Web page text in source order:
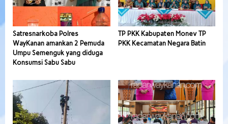
Satresnarkoba Polres
WayKanan amankan 2 Pemuda
Umpu Semenguk yang diduga
Konsumsi Sabu Sabu
TP PKK Kabupaten Monev TP
PKK Kecamatan Negara Batin